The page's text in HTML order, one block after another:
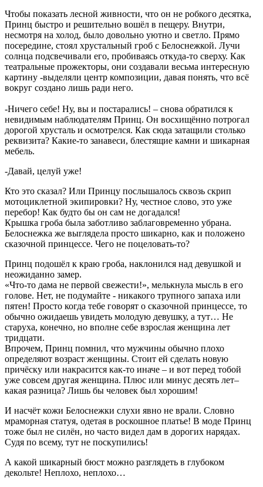
Чтобы показать лесной живности, что он не робкого десятка,
Принц быстро и решительно вошёл в пещеру. Внутри,
несмотря на холод, было довольно уютно и светло. Прямо
посередине, стоял хрустальный гроб с Белоснежкой. Лучи
солнца подсвечивали его, пробиваясь откуда-то сверху. Как
театральные прожекторы, они создавали весьма интересную
картину -выделяли центр композиции, давая понять, что всё
вокруг создано лишь ради него.
-Ничего себе! Ну, вы и постарались! – снова обратился к
невидимым наблюдателям Принц. Он восхищённо потрогал
дорогой хрусталь и осмотрелся. Как сюда затащили столько
реквизита? Какие-то занавеси, блестящие камни и шикарная
мебель.
-Давай, целуй уже!
Кто это сказал? Или Принцу послышалось сквозь скрип
мотоциклетной экипировки? Ну, честное слово, это уже
перебор! Как будто бы он сам не догадался!
Крышка гроба была заботливо заблаговременно убрана.
Белоснежка же выглядела просто шикарно, как и положено
сказочной принцессе. Чего не поцеловать-то?
Принц подошёл к краю гроба, наклонился над девушкой и
неожиданно замер.
«Что-то дама не первой свежести!», мелькнула мысль в его
голове. Нет, не подумайте - никакого трупного запаха или
пятен! Просто когда тебе говорят о сказочной принцессе, то
обычно ожидаешь увидеть молодую девушку, а тут… Не
старуха, конечно, но вполне себе взрослая женщина лет
тридцати.
Впрочем, Принц помнил, что мужчины обычно плохо
определяют возраст женщины. Стоит ей сделать новую
причёску или накрасится как-то иначе – и вот перед тобой
уже совсем другая женщина. Плюс или минус десять лет–
какая разница? Лишь бы человек был хорошим!
И насчёт кожи Белоснежки слухи явно не врали. Словно
мраморная статуя, одетая в роскошное платье! В моде Принц
тоже был не силён, но часто видел дам в дорогих нарядах.
Судя по всему, тут не поскупились!
А какой шикарный бюст можно разглядеть в глубоком
декольте! Неплохо, неплохо…